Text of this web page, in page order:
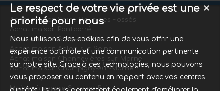
Achat maison Saint-Maur-des-Fossés
Achat maison Pontcarré
Achat maison Sucy-en-Brie
Achat maison Ablon-sur-Seine
Achat maison Chennevières-sur-Marne
Achat maison Champigny-sur-Marne
Maison à vendre Sucy-en-Brie
✕
Le respect de votre vie privée est une
priorité pour nous
Nous utilisons des cookies afin de vous offrir une
expérience optimale et une communication pertinente
sur notre site. Grace à ces technologies, nous pouvons
vous proposer du contenu en rapport avec vos centres